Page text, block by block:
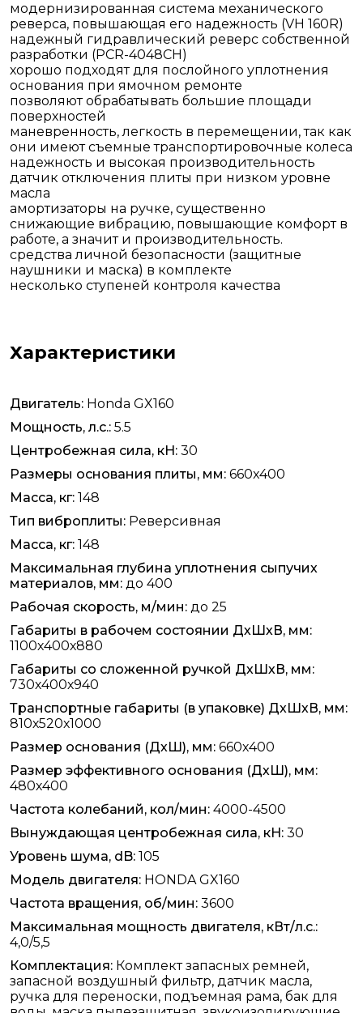
модернизированная система механического
реверса, повышающая его надежность (VH 160R)
надежный гидравлический реверс собственной
разработки (PCR-4048CH)
хорошо подходят для послойного уплотнения
основания при ямочном ремонте
позволяют обрабатывать большие площади
поверхностей
маневренность, легкость в перемещении, так как
они имеют съемные транспортировочные колеса
надежность и высокая производительность
датчик отключения плиты при низком уровне
масла
амортизаторы на ручке, существенно
снижающие вибрацию, повышающие комфорт в
работе, а значит и производительность.
средства личной безопасности (защитные
наушники и маска) в комплекте
несколько ступеней контроля качества
Характеристики
Двигатель: Honda GX160
Мощность, л.с.: 5.5
Центробежная сила, кН: 30
Размеры основания плиты, мм: 660x400
Масса, кг: 148
Тип виброплиты: Реверсивная
Масса, кг: 148
Максимальная глубина уплотнения сыпучих
материалов, мм: до 400
Рабочая скорость, м/мин: до 25
Габариты в рабочем состоянии ДхШхВ, мм:
1100х400х880
Габариты со сложенной ручкой ДхШхВ, мм:
730х400х940
Транспортные габариты (в упаковке) ДхШхВ, мм:
810х520х1000
Размер основания (ДхШ), мм: 660х400
Размер эффективного основания (ДхШ), мм:
480х400
Частота колебаний, кол/мин: 4000-4500
Вынуждающая центробежная сила, кН: 30
Уровень шума, dB: 105
Модель двигателя: HONDA GX160
Частота вращения, об/мин: 3600
Максимальная мощность двигателя, кВт/л.с.:
4,0/5,5
Комплектация: Комплект запасных ремней,
запасной воздушный фильтр, датчик масла,
ручка для переноски, подъемная рама, бак для